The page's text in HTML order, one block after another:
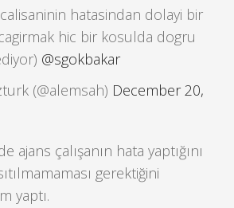
hatasindan dolayi bir
hic bir kosulda dogru
@sgokbakar
(@alemsah) December 20,
ajans çalışanın hata yaptığını
gerektiğini
yaptı.